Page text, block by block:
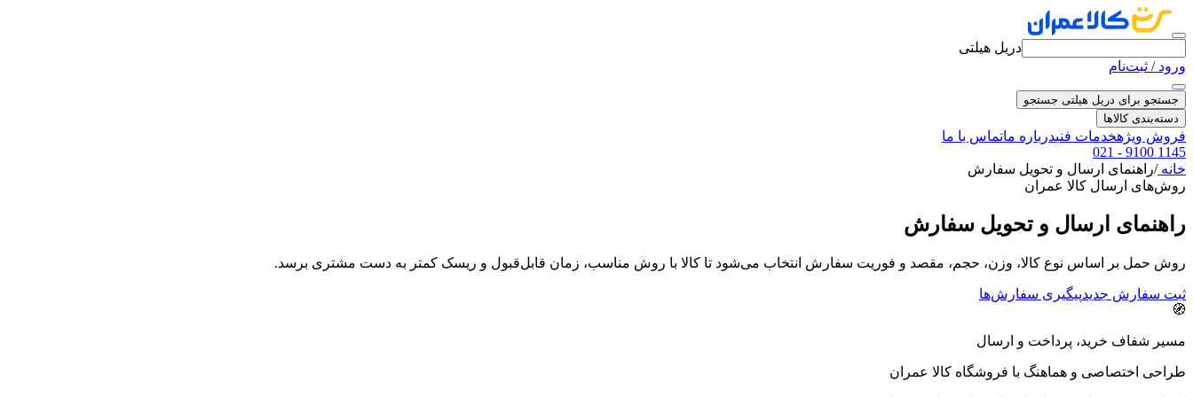
دریل هیلتی
ورود / ثبت‌نام
جستجو برای دریل هیلتی جستجو
دسته‌بندی کالاها
فروش ویژهخدمات فنیدرباره ماتماس با ما
021 - 9100 1145
خانه/راهنمای ارسال و تحویل سفارش
روش‌های ارسال کالا عمران
راهنمای ارسال و تحویل سفارش
روش حمل بر اساس نوع کالا، وزن، حجم، مقصد و فوریت سفارش انتخاب می‌شود تا کالا با روش مناسب، زمان قابل‌قبول و ریسک کمتر به دست مشتری برسد.
ثبت سفارش جدیدپیگیری سفارش‌ها
🧭
مسیر شفاف خرید، پرداخت و ارسال
طراحی اختصاصی و هماهنگ با فروشگاه کالا عمران